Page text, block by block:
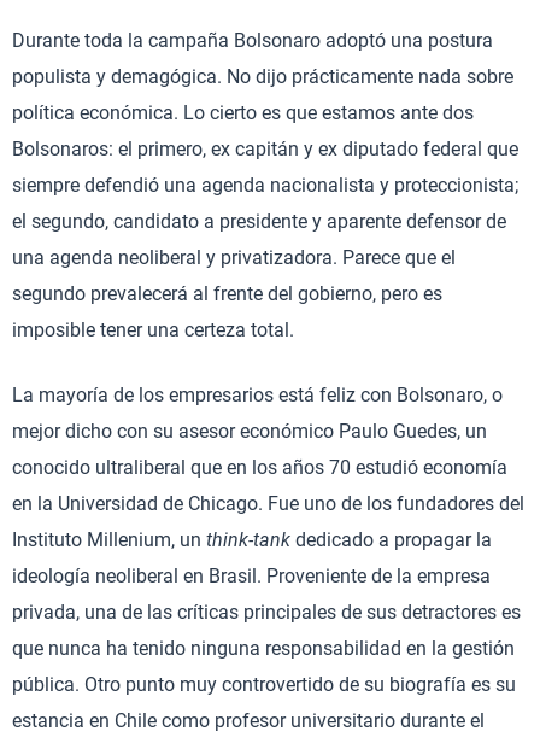
Durante toda la campaña Bolsonaro adoptó una postura
populista y demagógica. No dijo prácticamente nada sobre
política económica. Lo cierto es que estamos ante dos
Bolsonaros: el primero, ex capitán y ex diputado federal que
siempre defendió una agenda nacionalista y proteccionista;
el segundo, candidato a presidente y aparente defensor de
una agenda neoliberal y privatizadora. Parece que el
segundo prevalecerá al frente del gobierno, pero es
imposible tener una certeza total.
La mayoría de los empresarios está feliz con Bolsonaro, o
mejor dicho con su asesor económico Paulo Guedes, un
conocido ultraliberal que en los años 70 estudió economía
en la Universidad de Chicago. Fue uno de los fundadores del
Instituto Millenium, un think-tank dedicado a propagar la
ideología neoliberal en Brasil. Proveniente de la empresa
privada, una de las críticas principales de sus detractores es
que nunca ha tenido ninguna responsabilidad en la gestión
pública. Otro punto muy controvertido de su biografía es su
estancia en Chile como profesor universitario durante el